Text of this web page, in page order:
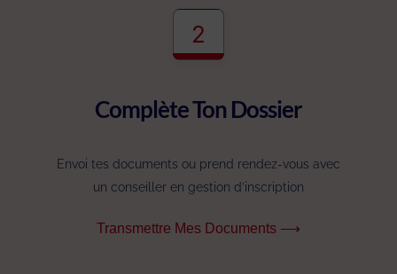
2
Complète Ton Dossier
Envoi tes documents ou prend rendez-vous avec
un conseiller en gestion d’inscription
Transmettre Mes Documents ⟶